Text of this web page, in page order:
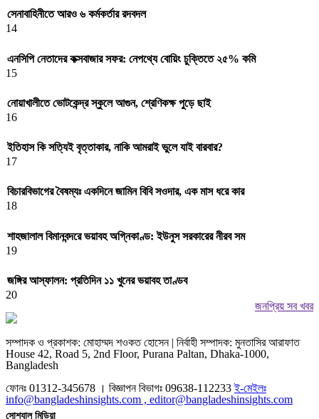
সেনাবাহিনীতে আরও ৬ কর্মকর্তার রদবদল
14
এনসিপি নেতাদের কক্সবাজার সফর: নেপথ্যে বোয়িং চুক্তিতে ২৫% কমি
15
নোয়াখালীতে ভোটকেন্দ্র স্কুলে আগুন, শ্রেণিকক্ষ পুড়ে ছাই
16
ইতিহাস কি সত্যিই বৃত্তাকার, নাকি আমরাই ভুলে যাই বারবার?
17
বিচারবিভাগের বৈষম্যঃ একদিনে জামিন বিবি সওদার, এক মাস ধরে কার
18
শাহজালাল বিমানবন্দরে ভয়াবহ অগ্নিকাণ্ড: ইউনুস সরকারের নীরব সম
19
জঙ্গির আস্ফালন: প্রতিদিন ১১ খুনের ভয়াবহ তাণ্ডব
20
জনপ্রিয় সব খবর
সম্পাদক ও প্রকাশক: মোহাম্মদ শওকত হোসেন | নির্বাহী সম্পাদক: মুনতাসির আরাফাত
House 42, Road 5, 2nd Floor, Purana Paltan, Dhaka-1000,
Bangladesh
ফোনঃ 01312-345678 । বিজ্ঞাপন বিভাগঃ 09638-112233ই-মেইলঃ
info@bangladeshinsights.com , editor@bangladeshinsights.com
সোশ্যাল মিডিয়া